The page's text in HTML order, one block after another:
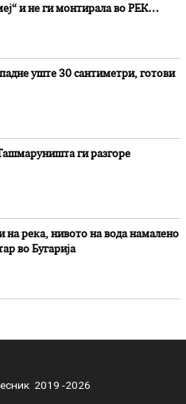
и не ги монтирала во РЕК
уште 30 сантиметри, готови
ги разгоре
на река, нивото на вода намалено
во Бугарија
2019 -2026